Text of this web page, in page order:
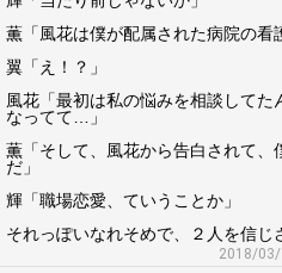
薫「風花は僕が配属された病院の看
翼「え！？」
風花「最初は私の悩みを相談して
なってて…」
薫「そして、風花から告白されて、
だ」
輝「職場恋愛、ていうことか」
それっぽいなれそめで、２人を信じ
2018/03/